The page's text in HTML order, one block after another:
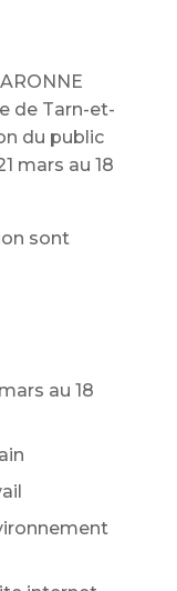
de Tarn-et-
du public
mars au 18
sont
au 18